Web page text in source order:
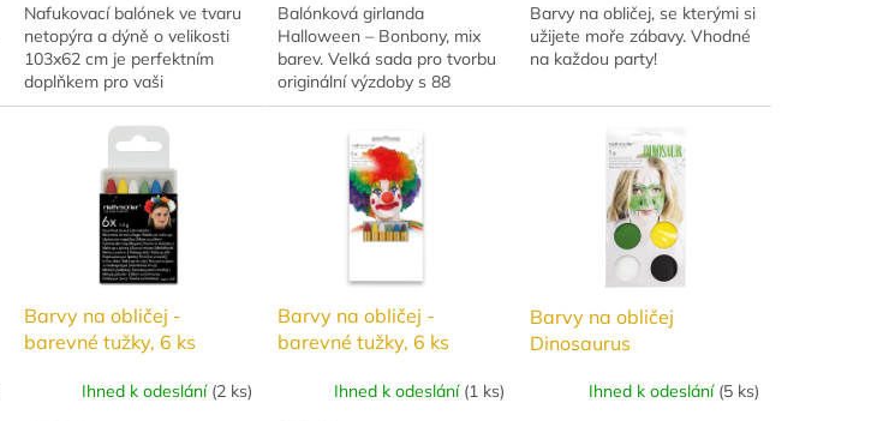
Nafukovací balónek ve tvaru
netopýra a dýně o velikosti
103x62 cm je perfektním
doplňkem pro vaši
Halloweenskou výzdobu.
Vytvořte strašidelnou
atmosféru s tímto stylovým
balónkem!
Balónková girlanda
Halloween – Bonbony, mix
barev. Velká sada pro tvorbu
originální výzdoby s 88
balónky, fóliovými doplňky a
Ideální na strašidelnou...
Barvy na obličej, se kterými si
užijete moře zábavy. Vhodné
na každou party!
Barvy na obličej -
barevné tužky, 6 ks
Ihned k odeslání (2 ks)
Barvy na obličej -
barevné tužky, 6 ks
Ihned k odeslání (1 ks)
Barvy na obličej
Dinosaurus
Ihned k odeslání (5 ks)